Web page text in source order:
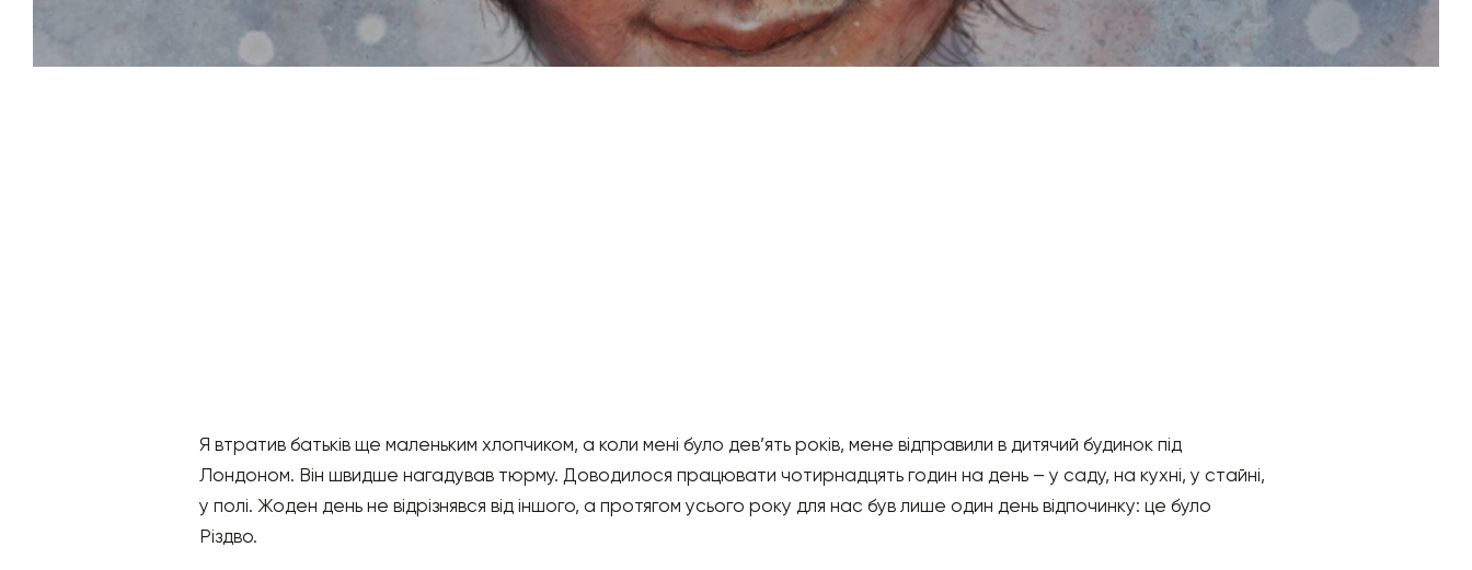
Я втратив батьків ще маленьким хлопчиком, а коли мені було дев’ять років, мене відправили в дитячий будинок під
Лондоном. Він швидше нагадував тюрму. Доводилося працювати чотирнадцять годин на день – у саду, на кухні, у стайні,
у полі. Жоден день не відрізнявся від іншого, а протягом усього року для нас був лише один день відпочинку: це було
Різдво.